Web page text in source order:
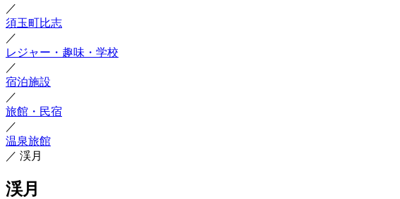
／
須玉町比志
／
レジャー・趣味・学校
／
宿泊施設
／
旅館・民宿
／
温泉旅館
／ 渓月
渓月